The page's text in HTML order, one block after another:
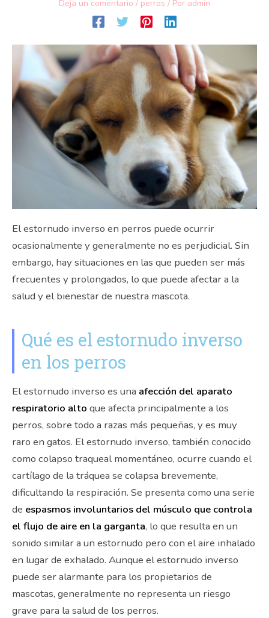
Deja un comentario / perros / Por admin
El estornudo inverso en perros puede ocurrir
ocasionalmente y generalmente no es perjudicial. Sin
embargo, hay situaciones en las que pueden ser más
frecuentes y prolongados, lo que puede afectar a la
salud y el bienestar de nuestra mascota.
Qué es el estornudo inverso
en los perros
El estornudo inverso es una afección del aparato
respiratorio alto que afecta principalmente a los
perros, sobre todo a razas más pequeñas, y es muy
raro en gatos. El estornudo inverso, también conocido
como colapso traqueal momentáneo, ocurre cuando el
cartílago de la tráquea se colapsa brevemente,
dificultando la respiración. Se presenta como una serie
de espasmos involuntarios del músculo que controla
el flujo de aire en la garganta, lo que resulta en un
sonido similar a un estornudo pero con el aire inhalado
en lugar de exhalado. Aunque el estornudo inverso
puede ser alarmante para los propietarios de
mascotas, generalmente no representa un riesgo
grave para la salud de los perros.